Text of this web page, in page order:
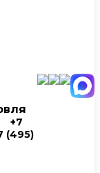
+7
(495)